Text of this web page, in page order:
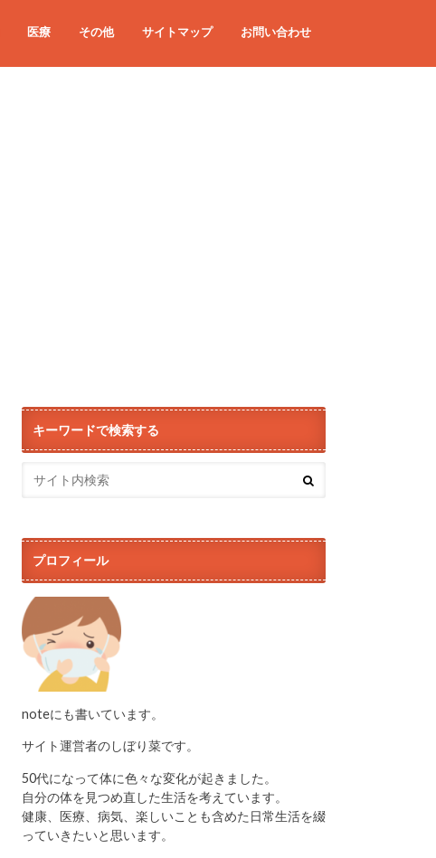
医療 その他 サイトマップ お問い合わせ
キーワードで検索する
プロフィール
noteにも書いています。
サイト運営者のしぼり菜です。
50代になって体に色々な変化が起きました。
自分の体を見つめ直した生活を考えています。
健康、医療、病気、楽しいことも含めた日常生活を綴
っていきたいと思います。